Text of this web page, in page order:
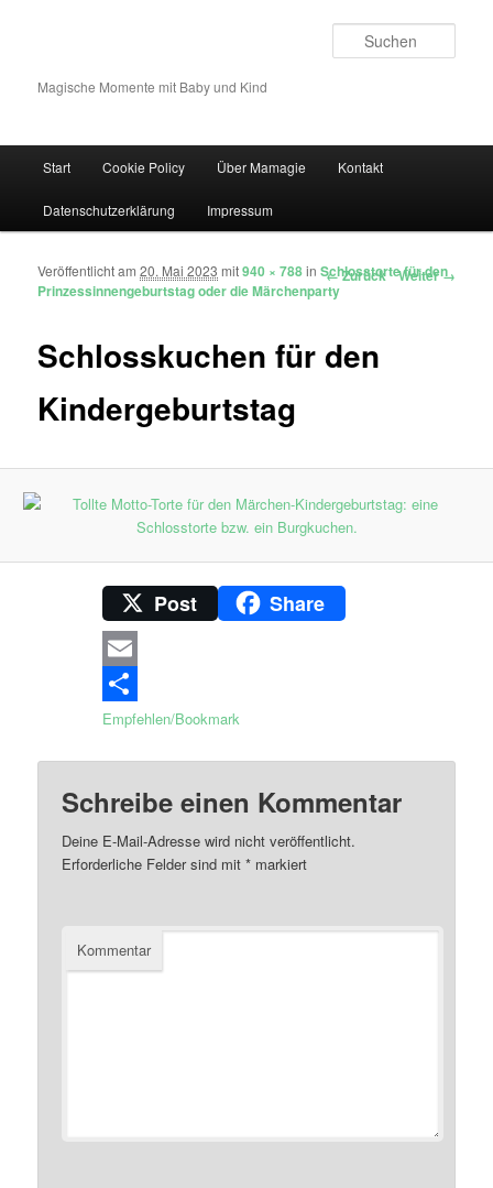
Magische Momente mit Baby und Kind
Zum Inhalt wechseln
Zum sekundären Inhalt wechseln
Start Cookie Policy Über Mamagie Kontakt
Datenschutzerklärung Impressum
Bilder-Navigation ← Zurück Weiter →
Schlosskuchen für den
Kindergeburtstag
Veröffentlicht am20. Mai 2023 mit940 × 788inSchlosstorte für den
Prinzessinnengeburtstag oder die Märchenparty
Post Share
Email
Empfehlen/Bookmark
Schreibe einen Kommentar
Deine E-Mail-Adresse wird nicht veröffentlicht.
Erforderliche Felder sind mit* markiert
Kommentar